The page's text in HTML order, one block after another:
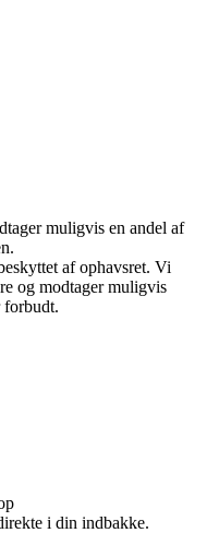
muligvis en andel af
af ophavsret. Vi
og modtager muligvis
forbudt.
i din indbakke.